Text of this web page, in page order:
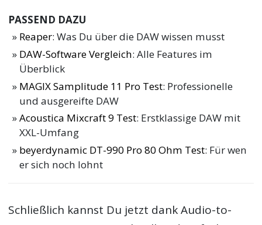
PASSEND DAZU
Reaper: Was Du über die DAW wissen musst
DAW-Software Vergleich: Alle Features im
Überblick
MAGIX Samplitude 11 Pro Test: Professionelle
und ausgereifte DAW
Acoustica Mixcraft 9 Test: Erstklassige DAW mit
XXL-Umfang
beyerdynamic DT-990 Pro 80 Ohm Test: Für wen
er sich noch lohnt
Schließlich kannst Du jetzt dank Audio-to-